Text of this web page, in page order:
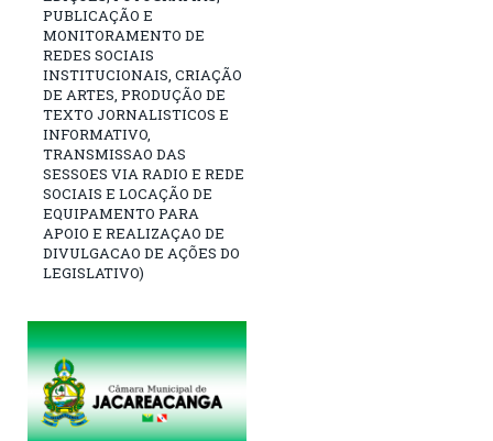
PUBLICAÇÃO E
MONITORAMENTO DE
REDES SOCIAIS
INSTITUCIONAIS, CRIAÇÃO
DE ARTES, PRODUÇÃO DE
TEXTO JORNALISTICOS E
INFORMATIVO,
TRANSMISSAO DAS
SESSOES VIA RADIO E REDE
SOCIAIS E LOCAÇÃO DE
EQUIPAMENTO PARA
APOIO E REALIZAÇAO DE
DIVULGACAO DE AÇÕES DO
LEGISLATIVO)